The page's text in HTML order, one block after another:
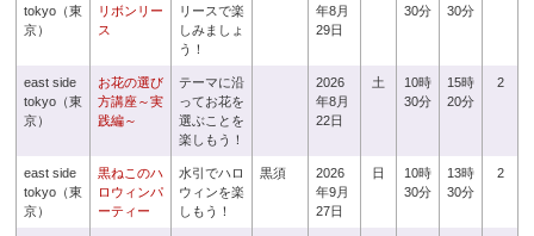
tokyo（東
京）
リボンリー
ス
リースで楽
しみましょ
う！
年8月
29日
30分
30分
east side
tokyo（東
京）
お花の選び
方講座～実
践編～
テーマに沿
ってお花を
選ぶことを
楽しもう！
2026
年8月
22日
土
10時
30分
15時
20分
2
east side
tokyo（東
京）
黒ねこのハ
ロウィンパ
ーティー
水引でハロ
ウィンを楽
しもう！
黒須
2026
年9月
27日
日
10時
30分
13時
30分
2